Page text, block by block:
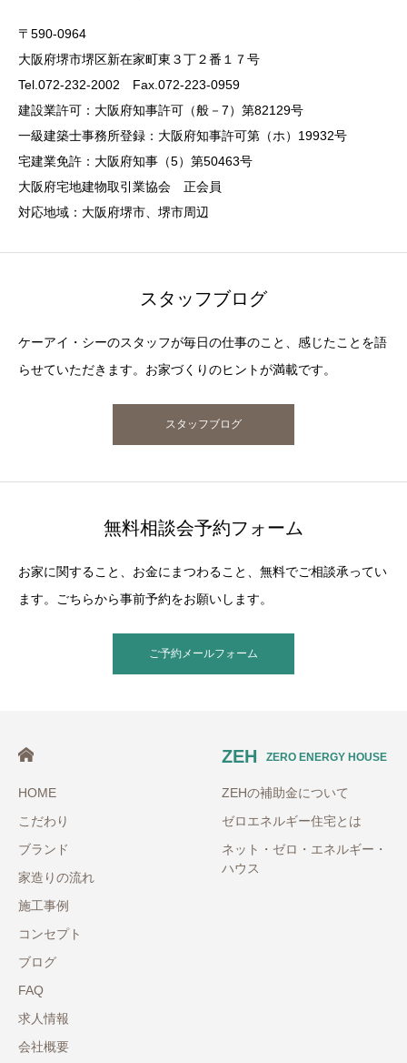
〒590-0964
大阪府堺市堺区新在家町東３丁２番１７号
Tel.072-232-2002 Fax.072-223-0959
建設業許可：大阪府知事許可（般－7）第82129号
一級建築士事務所登録：大阪府知事許可第（ホ）19932号
宅建業免許：大阪府知事（5）第50463号
大阪府宅地建物取引業協会 正会員
対応地域：大阪府堺市、堺市周辺
スタッフブログ
ケーアイ・シーのスタッフが毎日の仕事のこと、感じたことを語
らせていただきます。お家づくりのヒントが満載です。
スタッフブログ
無料相談会予約フォーム
お家に関すること、お金にまつわること、無料でご相談承ってい
ます。ごちらから事前予約をお願いします。
ご予約メールフォーム
HOME
こだわり
ブランド
家造りの流れ
施工事例
コンセプト
ブログ
FAQ
求人情報
会社概要
ZEH ZERO ENERGY HOUSE
ZEHの補助金について
ゼロエネルギー住宅とは
ネット・ゼロ・エネルギー・
ハウス